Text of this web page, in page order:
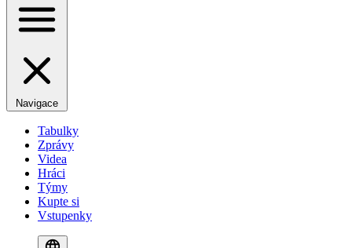
Navigace
Tabulky
Zprávy
Videa
Hráci
Týmy
Kupte si
Vstupenky